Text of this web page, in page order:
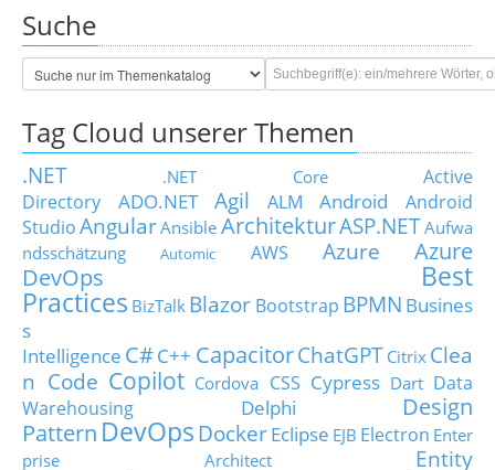
Suche
Tag Cloud unserer Themen
.NET .NET Core
Active
Directory
ADO.NET Agil ALM Android
Android
StudioAngularAnsible ArchitekturASP.NETAufwa
ndsschätzung
Automic AWS Azure
Azure
DevOps
Best
Practices BizTalk Blazor Bootstrap BPMN Busines
s
Intelligence C#C++ CapacitorChatGPT Citrix Clea
n Code Copilot Cordova CSS Cypress Dart Data
Warehousing
Delphi
Design
Pattern DevOps DockerEclipse EJB Electron Enter
prise Architect
Entity